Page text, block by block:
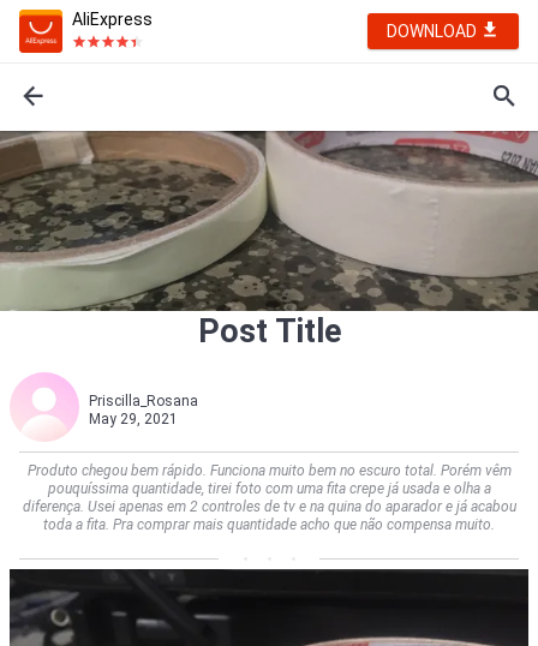
AliExpress
DOWNLOAD
Post Title
Priscilla_Rosana
May 29, 2021
Produto chegou bem rápido. Funciona muito bem no escuro total. Porém vêm
pouquíssima quantidade, tirei foto com uma fita crepe já usada e olha a
diferença. Usei apenas em 2 controles de tv e na quina do aparador e já acabou
toda a fita. Pra comprar mais quantidade acho que não compensa muito.